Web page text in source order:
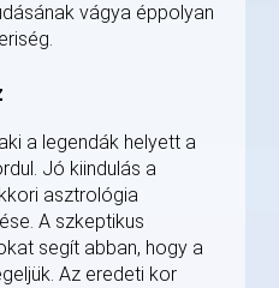
vágya éppolyan
a legendák helyett a
Jó kiindulás a
asztrológia
A szkeptikus
segít abban, hogy a
Az eredeti kor